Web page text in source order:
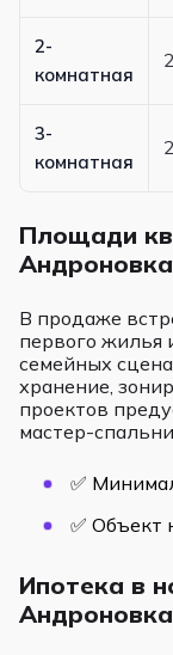
2-
комнатная
3-
комнатная
Площади
Андроновка
В продаже
первого жилья
семейных сценариев. Планировки
хранение,
проектов
мастер-
✅
✅ Объект
Ипотека в
Андроновка